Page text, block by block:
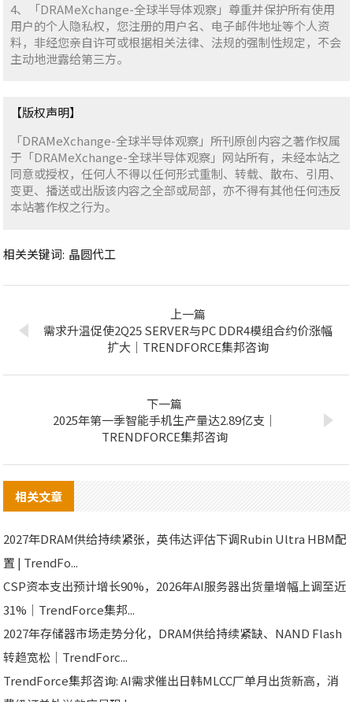
4、「DRAMeXchange-全球半导体观察」尊重并保护所有使用
用户的个人隐私权，您注册的用户名、电子邮件地址等个人资
料，非经您亲自许可或根据相关法律、法规的强制性规定，不会
主动地泄露给第三方。
【版权声明】
「DRAMeXchange-全球半导体观察」所刊原创内容之著作权属
于「DRAMeXchange-全球半导体观察」网站所有，未经本站之
同意或授权，任何人不得以任何形式重制、转载、散布、引用、
变更、播送或出版该内容之全部或局部，亦不得有其他任何违反
本站著作权之行为。
相关关键词: 晶圆代工
上一篇
需求升温促使2Q25 SERVER与PC DDR4模组合约价涨幅
扩大｜TRENDFORCE集邦咨询
下一篇
2025年第一季智能手机生产量达2.89亿支｜
TRENDFORCE集邦咨询
相关文章
2027年DRAM供给持续紧张，英伟达评估下调Rubin Ultra HBM配
置 | TrendFo...
CSP资本支出预计增长90%，2026年AI服务器出货量增幅上调至近
31%｜TrendForce集邦...
2027年存储器市场走势分化，DRAM供给持续紧缺、NAND Flash
转趋宽松｜TrendForc...
TrendForce集邦咨询: AI需求催出日韩MLCC厂单月出货新高，消